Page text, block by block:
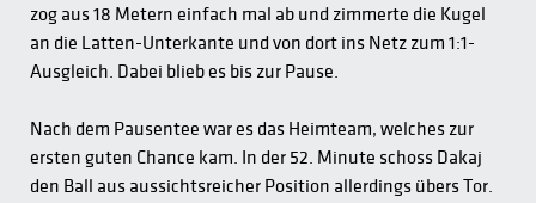
zog aus 18 Metern einfach mal ab und zimmerte die Kugel
an die Latten-Unterkante und von dort ins Netz zum 1:1-
Ausgleich. Dabei blieb es bis zur Pause.
Nach dem Pausentee war es das Heimteam, welches zur
ersten guten Chance kam. In der 52. Minute schoss Dakaj
den Ball aus aussichtsreicher Position allerdings übers Tor.